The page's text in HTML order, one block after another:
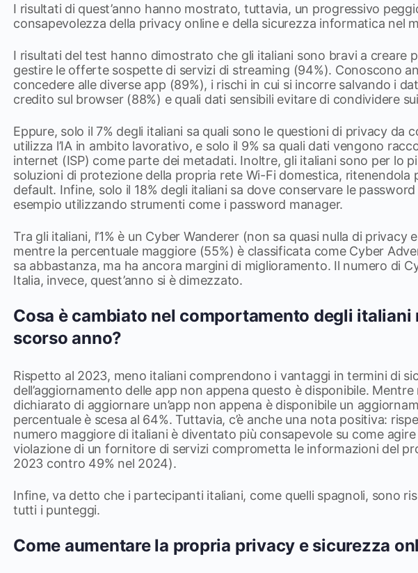
I risultati di quest’anno hanno mostrato, tuttavia, un progressivo
consapevolezza della privacy online e della sicurezza informatica nel
I risultati del test hanno dimostrato che gli italiani sono bravi a creare
gestire le offerte sospette di servizi di streaming (94%). Conoscono
concedere alle diverse app (89%), i rischi in cui si incorre salvando i
credito sul browser (88%) e quali dati sensibili evitare di condividere
Eppure, solo il 7% degli italiani sa quali sono le questioni di privacy da
utilizza l’IA in ambito lavorativo, e solo il 9% sa quali dati vengono
internet (ISP) come parte dei metadati. Inoltre, gli italiani sono per lo
soluzioni di protezione della propria rete Wi-Fi domestica, ritenendola
default. Infine, solo il 18% degli italiani sa dove conservare le
esempio utilizzando strumenti come i password manager.
Tra gli italiani, l’1% è un Cyber Wanderer (non sa quasi nulla di privacy
mentre la percentuale maggiore (55%) è classificata come Cyber
sa abbastanza, ma ha ancora margini di miglioramento. Il numero di
Italia, invece, quest’anno si è dimezzato.
Cosa è cambiato nel comportamento degli italiani
scorso anno?
Rispetto al 2023, meno italiani comprendono i vantaggi in termini di
dell’aggiornamento delle app non appena questo è disponibile. Mentre
dichiarato di aggiornare un’app non appena è disponibile un
percentuale è scesa al 64%. Tuttavia, c’è anche una nota positiva:
numero maggiore di italiani è diventato più consapevole su come
violazione di un fornitore di servizi comprometta le informazioni del
2023 contro 49% nel 2024).
Infine, va detto che i partecipanti italiani, come quelli spagnoli, sono
tutti i punteggi.
Come aumentare la propria privacy e sicurezza